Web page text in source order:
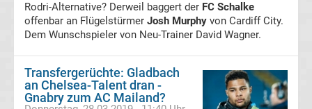
Fußball
Frauenfußball
Rodri-Alternative? Derweil baggert der FC Schalke
offenbar an Flügelstürmer Josh Murphy von Cardiff City.
Dem Wunschspieler von Neu-Trainer David Wagner.
Transfergerüchte: Gladbach
an Chelsea-Talent dran -
Gnabry zum AC Mailand?